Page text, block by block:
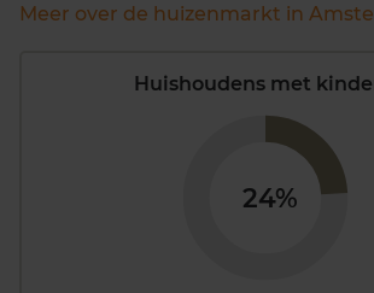
Meer over de huizenmarkt in
Huishoudens met
24%